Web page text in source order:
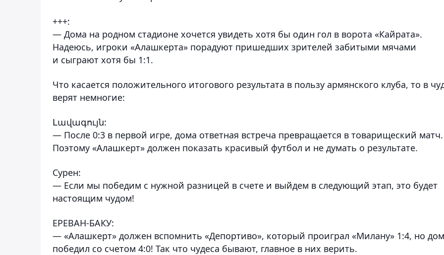
+++:
— Дома на родном стадионе хочется увидеть хотя бы один гол в ворота «Кайрата».
Надеюсь, игроки «Алашкерта» порадуют пришедших зрителей забитыми мячами
и сыграют хотя бы 1:1.
Что касается положительного итогового результата в пользу армянского клуба, то в
верят немногие:
Լավագույն:
— После 0:3 в первой игре, дома ответная встреча превращается в товарищеский матч.
Поэтому «Алашкерт» должен показать красивый футбол и не думать о результате.
Сурен:
— Если мы победим с нужной разницей в счете и выйдем в следующий этап, это будет
настоящим чудом!
ЕРЕВАН-БАКУ:
— «Алашкерт» должен вспомнить «Депортиво», который проиграл «Милану» 1:4, но
победил со счетом 4:0! Так что чудеса бывают, главное в них верить.